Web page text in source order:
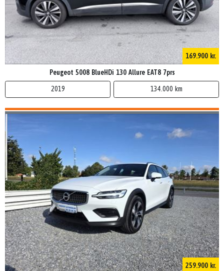
169.900 kr.
Peugeot 5008 BlueHDi 130 Allure EAT8 7prs
2019 134.000 km
259.900 kr.